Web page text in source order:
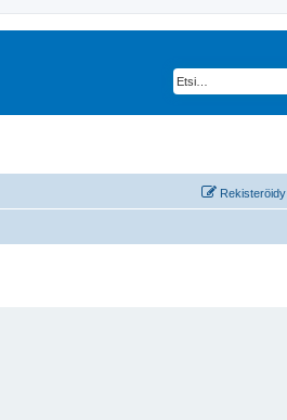
Rekisteröidy